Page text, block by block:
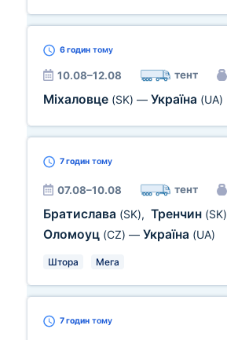
6 годин тому
10.08–12.08 тент
Міхаловце (SK) — Україна (UA)
7 годин тому
07.08–10.08 тент
Братислава (SK), Тренчин (SK)
Оломоуц (CZ) — Україна (UA)
Штора Мега
7 годин тому